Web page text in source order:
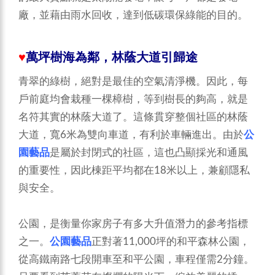
廠，並藉由雨水回收，達到低碳環保綠能的目的。
♥萬坪樹海為鄰，林蔭大道引歸途
青翠的綠樹，絕對是最佳的空氣清淨機。因此，每
戶前庭均會栽種一棵樟樹，等到樹長的夠高，就是
名符其實的林蔭大道了。這條貫穿整個社區的林蔭
大道，寬6米為雙向車道，有利於車輛進出。由於公
園藝品是屬於封閉式的社區，這也凸顯採光和通風
的重要性，因此棟距平均都在18米以上，兼顧隱私
與安全。
公園，是衡量你家房子有多大升值潛力的參考指標
之一。 公園藝品正對著11,000坪的和平森林公園，
從高鐵南路七段開車至和平公園，車程僅需2分鐘。